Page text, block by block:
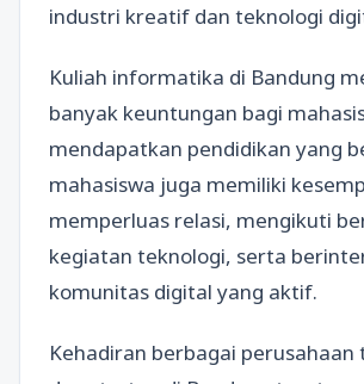
industri kreatif dan teknologi
Kuliah informatika di Bandung
banyak keuntungan bagi
mendapatkan pendidikan yang
mahasiswa juga memiliki
memperluas relasi, mengikuti
kegiatan teknologi, serta
komunitas digital yang aktif.
Kehadiran berbagai perusahaan